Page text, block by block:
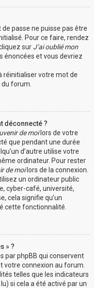
passe ne puisse pas être
Pour ce faire, rendez
sur J’ai oublié mon
énoncées et vous devriez
réinitialiser votre mot de
forum.
déconnecté ?
de moilors de votre
que pendant une durée
d’autre utilise votre
ordinateur. Pour rester
de moilors de la connexion.
un ordinateur public
cyber-café, université,
cela signifie qu’un
cette fonctionnalité.
» ?
par phpBB qui conservent
votre connexion au forum.
telles que les indicateurs
si cela a été activé par un